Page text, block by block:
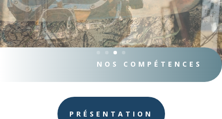
NOS COMPÉTENCES
PRÉSENTATION